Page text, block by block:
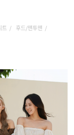
트
후드/맨투맨